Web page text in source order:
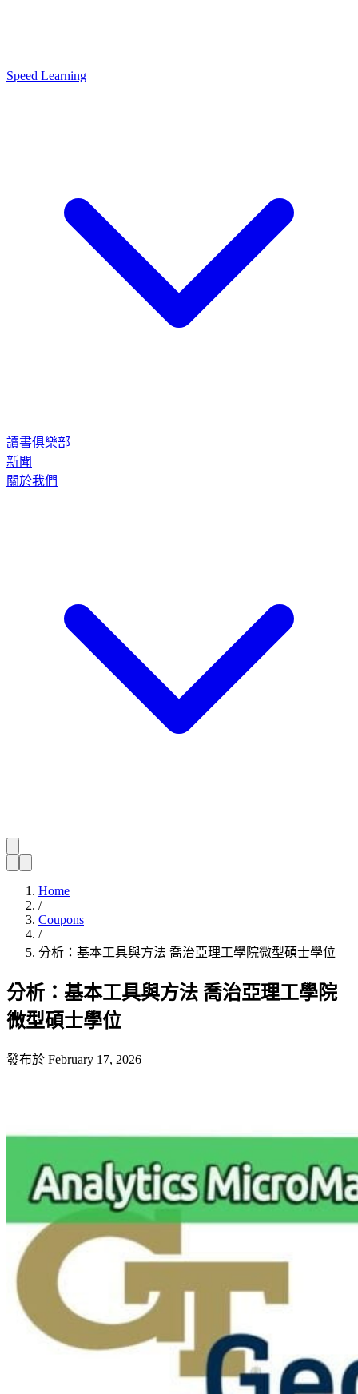
Speed Learning
讀書俱樂部
新聞
關於我們
Home
/
Coupons
/
分析：基本工具與方法 喬治亞理工學院微型碩士學位
分析：基本工具與方法 喬治亞理工學院
微型碩士學位
發布於 February 17, 2026